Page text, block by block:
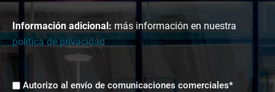
Información adicional: más información en nuestra
política de privacidad
Envíos
Autorizo al envío de comunicaciones comerciales*